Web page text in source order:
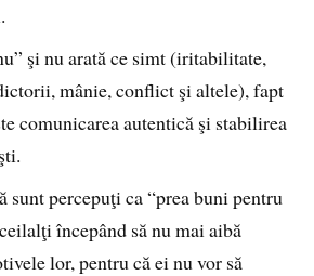
şi nu arată ce simt (iritabilitate,
mânie, conflict şi altele), fapt
comunicarea autentică şi stabilirea
sunt percepuţi ca “prea buni pentru
începând să nu mai aibă
lor, pentru că ei nu vor să